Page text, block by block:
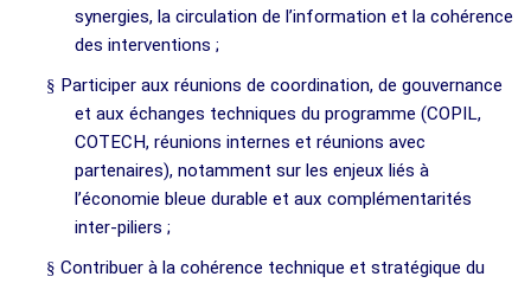
synergies, la circulation de l’information et la cohérence
des interventions ;
§ Participer aux réunions de coordination, de gouvernance
et aux échanges techniques du programme (COPIL,
COTECH, réunions internes et réunions avec
partenaires), notamment sur les enjeux liés à
l’économie bleue durable et aux complémentarités
inter-piliers ;
§ Contribuer à la cohérence technique et stratégique du